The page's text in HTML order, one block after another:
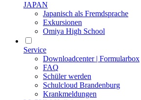
JAPAN
Japanisch als Fremdsprache
Exkursionen
Omiya High School
Service
Downloadcenter | Formularbox
FAQ
Schüler werden
Schulcloud Brandenburg
Krankmeldungen